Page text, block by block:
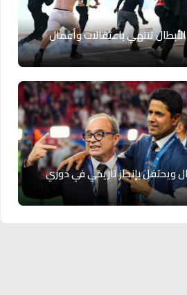
تنتهي باعتقالات وأعمال
ويحتفل بإنجاز تاريخي في دوري